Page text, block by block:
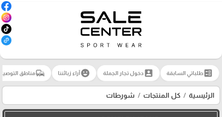
ballotطلباتي السابقة account_box دخول تجار الجملة emoji_emotionsآراء زبائننا commuteمناطق
الرئيسية كل المنتجات شورطات